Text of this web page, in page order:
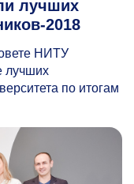
лучших
2018
НИТУ
лучших
по итогам